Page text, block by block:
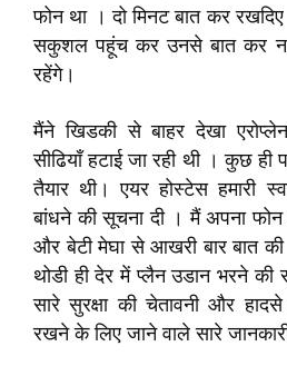
फोन था । दो मिनट बात कर
सकुशल पहूंच कर उनसे बात कर न
रहेंगे।
मैंने खिडकी से बाहर देखा
सीढियाँ हटाई जा रही थी । कुछ
तैयार थी। एयर होस्टेस हमारी
बांधने की सूचना दी । मैं अपना
और बेटी मेघा से आखरी बार बात
थोडी ही देर में प्लैन उडान भरने
सारे सुरक्षा की चेतावनी और
रखने के लिए जाने वाले सारे